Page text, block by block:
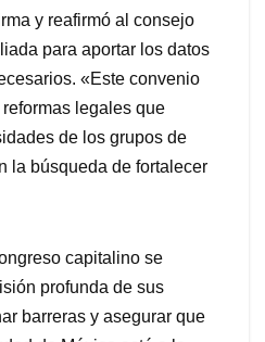
y reafirmó al consejo
para aportar los datos
«Este convenio
legales que
de los grupos de
la búsqueda de fortalecer
capitalino se
profunda de sus
barreras y asegurar que